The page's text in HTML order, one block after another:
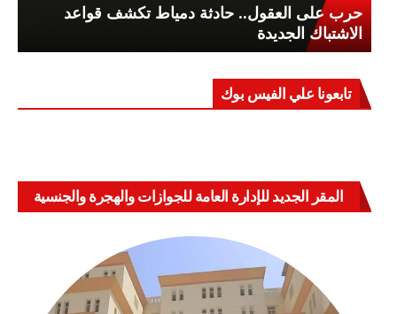
حرب على العقول.. حادثة دمياط تكشف قواعد
الاشتباك الجديدة
تابعونا علي الفيس بوك
المقر الجديد للإدارة العامة للجوازات والهجرة والجنسية